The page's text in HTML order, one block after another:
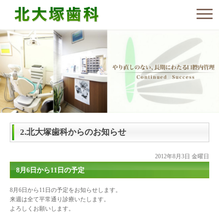
2.北大塚歯科からのお知らせ
2012年8月3日 金曜日
8月6日から11日の予定
8月6日から11日の予定をお知らせします。
来週は全て平常通り診療いたします。
よろしくお願いします。